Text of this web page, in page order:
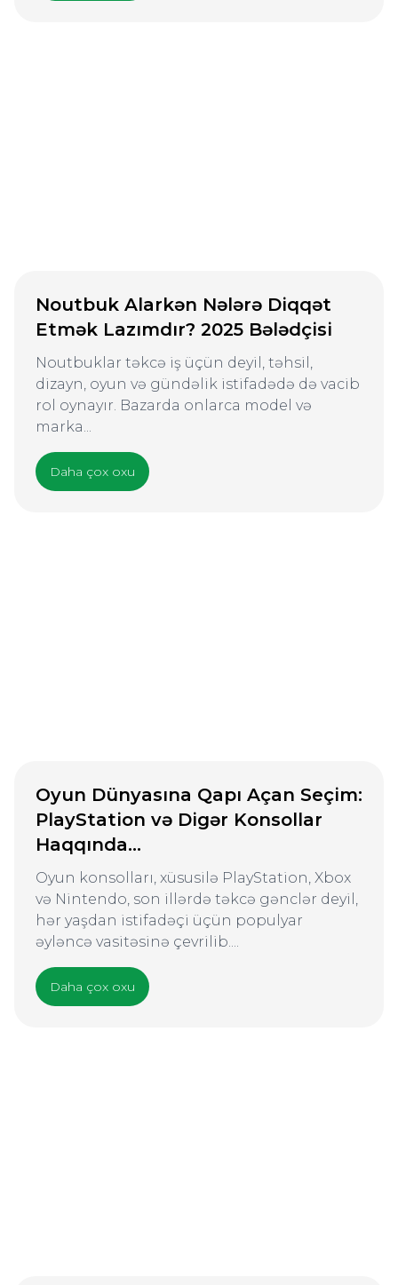
Noutbuk Alarkən Nələrə Diqqət
Etmək Lazımdır? 2025 Bələdçisi
Noutbuklar təkcə iş üçün deyil, təhsil,
dizayn, oyun və gündəlik istifadədə də vacib
rol oynayır. Bazarda onlarca model və
marka...
Daha çox oxu
Oyun Dünyasına Qapı Açan Seçim:
PlayStation və Digər Konsollar
Haqqında...
Oyun konsolları, xüsusilə PlayStation, Xbox
və Nintendo, son illərdə təkcə gənclər deyil,
hər yaşdan istifadəçi üçün populyar
əyləncə vasitəsinə çevrilib....
Daha çox oxu